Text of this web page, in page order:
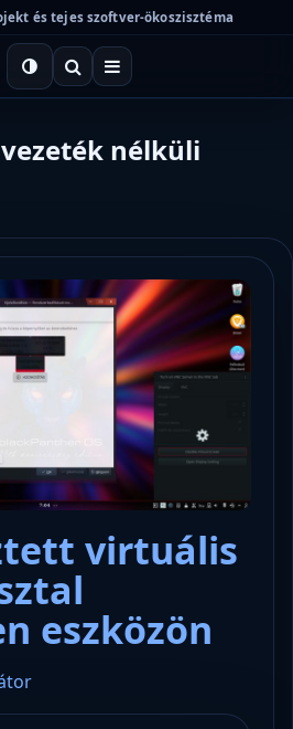
és tejes szoftver-ökoszisztéma
nélküli
virtuális
eszközön